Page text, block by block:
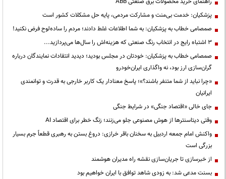
پزشکیان: خدمت بی‌منت و مشارکت مردمی، پایه حل مشکلات کشور است
صمصامی خطاب به پزشکیان: به شما اطلاعات غلط دادند؛ مردم را ساده‌لوح فرض نکنید!
3 اشتباه رایج در انتخاب رنگ صنعتی که هزینه‌اش را سال‌ها می‌پردازید...
صمصامی خطاب به پزشکیان: خودتان در مجلس بودید؛ دیدید انتقادات نمایندگان درباره
گران‌سازی ارز بود، نه واگذاری ایران‌خودرو
«چرا نباید از شما متنفر باشند؟»؛ پاسخ معنادار یک کاربر خارجی به قدرت و توانمندی
ایرانیان
جای خالی «اقتصاد جنگی» در شرایط جنگی
وقتی دیتاسنترها از هوش مصنوعی جلو می‌زنند؛ زنگ خطر برای اقتصاد AI
واکنش امام جمعه اردبیل به سخنان باقر خرازی: دروغ بستن به رهبری قطعاً جرم بسیار
بزرگی است
از خبرسازی تا جریان‌سازی نقشه راه مدیران هوشمند
بسنت مدعی شد: به زودی شاهد توافق با ایران خواهیم بود